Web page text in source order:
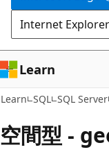
に
ス
キ
ッ
プ
Internet
Learn
Learn SQL SQL Server
空間型 -